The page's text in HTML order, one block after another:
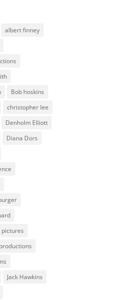
albert finney
Bob hoskins
christopher lee
Denholm Elliott
Diana Dors
Jack Hawkins